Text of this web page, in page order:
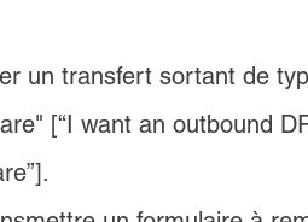
un transfert sortant de
[“I want an outbound